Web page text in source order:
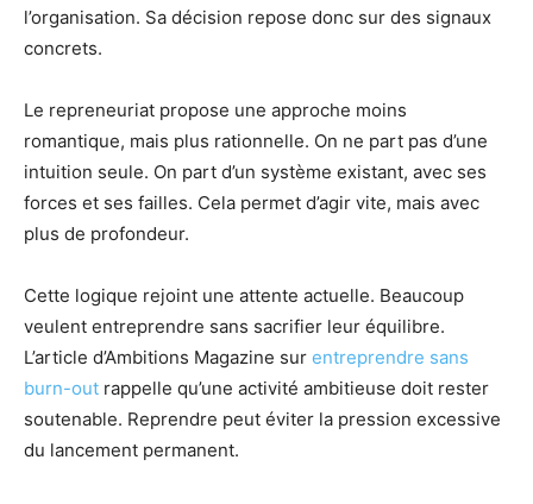
l’organisation. Sa décision repose donc sur des signaux
concrets.
Le repreneuriat propose une approche moins
romantique, mais plus rationnelle. On ne part pas d’une
intuition seule. On part d’un système existant, avec ses
forces et ses failles. Cela permet d’agir vite, mais avec
plus de profondeur.
Cette logique rejoint une attente actuelle. Beaucoup
veulent entreprendre sans sacrifier leur équilibre.
L’article d’Ambitions Magazine sur entreprendre sans
burn-out rappelle qu’une activité ambitieuse doit rester
soutenable. Reprendre peut éviter la pression excessive
du lancement permanent.